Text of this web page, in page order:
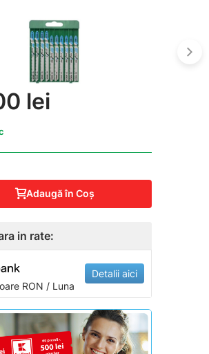
lei
Adaugă în Coş
in rate:
RON / Luna
Detalii aici